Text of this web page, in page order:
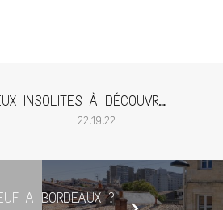
4 LIEUX INSOLITES À DÉCOUVRIR À BORDEAUX
22.19.22
A BORDEAUX ?